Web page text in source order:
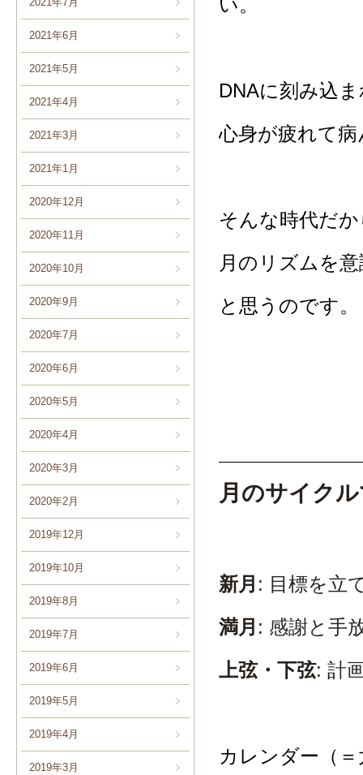
2021年6月
2021年5月
2021年4月
2021年3月
2021年1月
2020年12月
2020年11月
2020年10月
2020年9月
2020年7月
2020年6月
2020年5月
2020年4月
2020年3月
2020年2月
2019年12月
2019年10月
2019年8月
2019年7月
2019年6月
2019年5月
2019年4月
2019年3月
い。
DNAに刻み込
心身が疲れて
そんな時代だ
月のリズムを
と思うのです。
月のサイク
新月 : 目標を立
満月 : 感謝と手
上弦・下弦: 計
カレンダー（